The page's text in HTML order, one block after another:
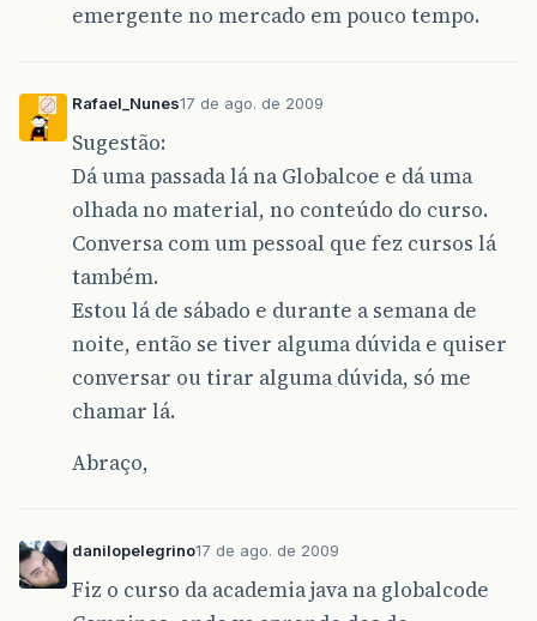
emergente no mercado em pouco tempo.
Rafael_Nunes17 de ago. de 2009
Sugestão:
Dá uma passada lá na Globalcoe e dá uma
olhada no material, no conteúdo do curso.
Conversa com um pessoal que fez cursos lá
também.
Estou lá de sábado e durante a semana de
noite, então se tiver alguma dúvida e quiser
conversar ou tirar alguma dúvida, só me
chamar lá.
Abraço,
danilopelegrino17 de ago. de 2009
Fiz o curso da academia java na globalcode